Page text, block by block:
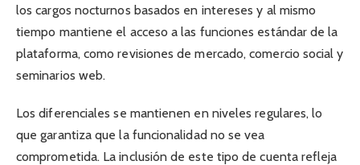
los cargos nocturnos basados ​​en intereses y al mismo
tiempo mantiene el acceso a las funciones estándar de la
plataforma, como revisiones de mercado, comercio social y
seminarios web.
Los diferenciales se mantienen en niveles regulares, lo
que garantiza que la funcionalidad no se vea
comprometida. La inclusión de este tipo de cuenta refleja